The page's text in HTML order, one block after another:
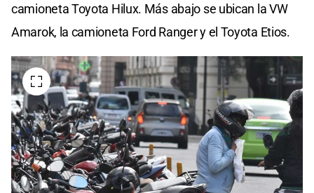
camioneta Toyota Hilux. Más abajo se ubican la VW
Amarok, la camioneta Ford Ranger y el Toyota Etios.